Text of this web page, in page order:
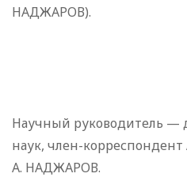
НАДЖАРОВ).
Научный руководитель —
наук, член-
А. НАДЖАРОВ.